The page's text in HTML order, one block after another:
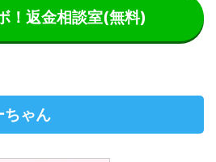
！返金相談室(無料)
ちゃん